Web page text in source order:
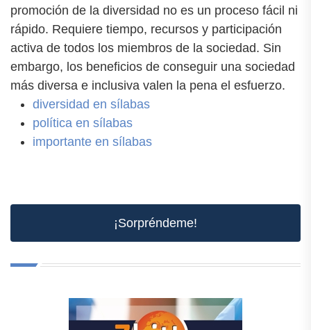
promoción de la diversidad no es un proceso fácil ni
rápido. Requiere tiempo, recursos y participación
activa de todos los miembros de la sociedad. Sin
embargo, los beneficios de conseguir una sociedad
más diversa e inclusiva valen la pena el esfuerzo.
diversidad en sílabas
política en sílabas
importante en sílabas
¡Sorpréndeme!